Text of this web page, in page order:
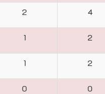
2 4
1 2
1 2
0 0